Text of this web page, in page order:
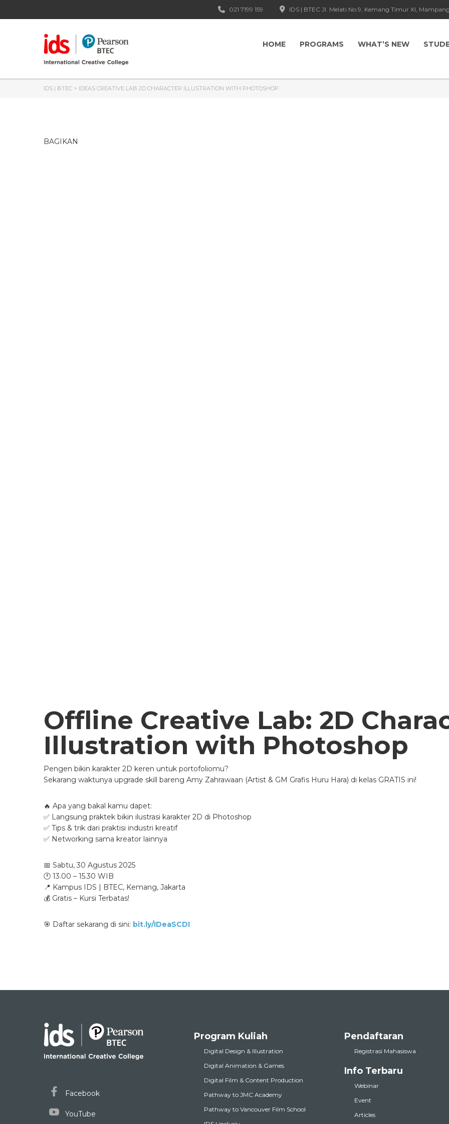
IDS | BTEC Jl. Melati No.9, Kemang Timur XI,
021 7199 159
HOME PROGRAMS WHAT’S NEW
IDS | BTEC > IDEAS CREATIVE LAB 2D CHARACTER ILLUSTRATION WITH PHOTOSHOP
BAGIKAN
Offline Creative Lab: 2D
Illustration with Photoshop
Pengen bikin karakter 2D keren untuk portofoliomu?
Sekarang waktunya upgrade skill bareng Amy Zahrawaan (Artist & GM Grafis Huru Hara) di kelas GRATIS ini!
🔥 Apa yang bakal kamu dapet:
✅ Langsung praktek bikin ilustrasi karakter 2D di Photoshop
✅ Tips & trik dari praktisi industri kreatif
✅ Networking sama kreator lainnya
📅 Sabtu, 30 Agustus 2025
🕐 13.00 – 15.30 WIB
📍 Kampus IDS | BTEC, Kemang, Jakarta
💰 Gratis – Kursi Terbatas!
🎯 Daftar sekarang di sini: bit.ly/IDeaSCDI
Facebook
YouTube
Program Kuliah
Digital Design & Illustration
Digital Animation & Games
Digital Film & Content Production
Pathway to JMC Academy
Pathway to Vancouver Film School
Pendaftaran
Registrasi Mahasiswa
Info Terbaru
Webinar
Event
Articles